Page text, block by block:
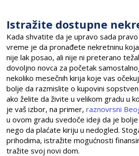
Istražite dostupne
Kada shvatite da je upravo sada
vreme je da pronađete nekretninu
nije lak posao, ali nije ni preterano
dovoljno novca za početak
nekoliko mesečnih kirija koje vas
bolje da razmislite o kupovini
ako želite da živite u velikom gradu u
je vaš izbor, na primer,raznovrsni
u ovom gradu svedoče ideji da je
nego da plaćate kiriju u nedogled.
prihodima, istražite mogućnosti
tražite svoj novi dom.